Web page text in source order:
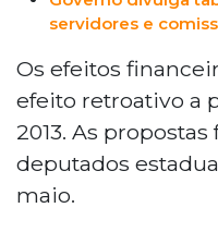
servidores e
Os efeitos
efeito retroativo a
2013. As
deputados
maio.